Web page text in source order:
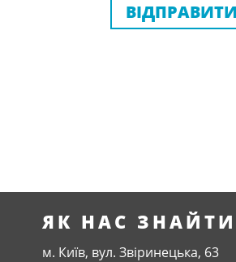
ВІДПРАВИТИ
ЯК НАС ЗНАЙТИ
м. Київ, вул. Звіринецька, 63